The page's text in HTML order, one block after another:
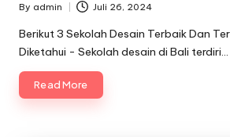
Posted
by
By admin Juli 26, 2024
Berikut 3 Sekolah Desain Terbaik Dan
Diketahui - Sekolah desain di Bali terdiri…
Read More